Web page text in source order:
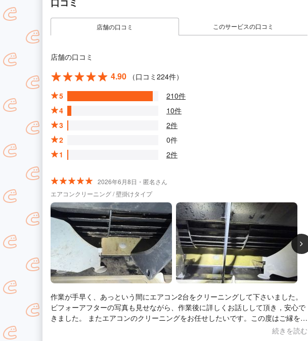
店舗の口コミ このサービスの口コミ
店舗の口コミ
4.90
（口コミ224件）
5
210件
4
10件
3
2件
2
0件
1
2件
2026年6月8日・匿名さん
エアコンクリーニング / 壁掛けタイプ
作業が手早く、あっという間にエアコン2台をクリーニングして下さいました。
ビフォーアフターの写真も見せながら、作業後に詳しくお話しして頂き，安心で
きました。 またエアコンのクリーニングをお任せしたいです。この度はご縁を頂
続きを読む